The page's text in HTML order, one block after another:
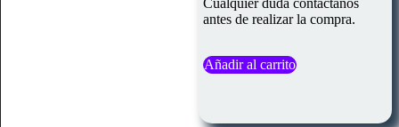
antes de realizar la compra.
Añadir al carrito